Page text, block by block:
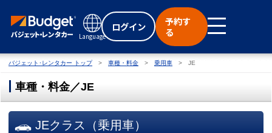
Language
ログイン
予約す
る
バジェット･レンタカー トップ 車種・料金 乗用車 JE
車種・料金／JE
JEクラス（乗用車）